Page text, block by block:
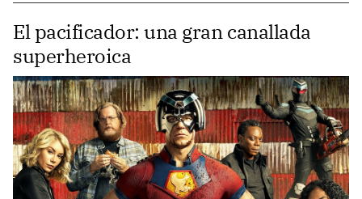
El pacificador: una gran canallada
superheroica